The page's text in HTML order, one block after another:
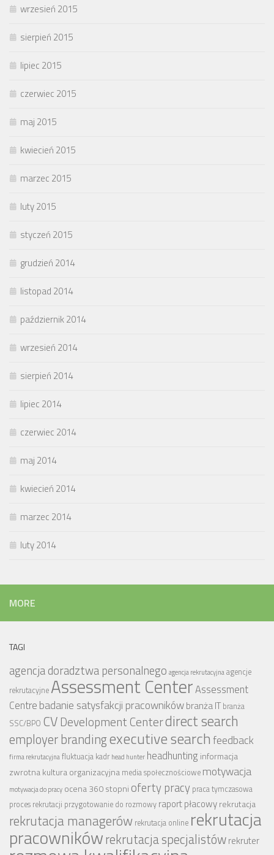
wrzesień 2015
sierpień 2015
lipiec 2015
czerwiec 2015
maj 2015
kwiecień 2015
marzec 2015
luty 2015
styczeń 2015
grudzień 2014
listopad 2014
październik 2014
wrzesień 2014
sierpień 2014
lipiec 2014
czerwiec 2014
maj 2014
kwiecień 2014
marzec 2014
luty 2014
MORE
TAGI
agencja doradztwa personalnego agencja rekrutacyjnaagencje
rekrutacyjne Assessment CenterAssessment
Centre badanie satysfakcji pracownikówbranża IT branża
SSC/BPO CV Development Centerdirect search
employer brandingexecutive searchfeedback
firma rekrutacyjnafluktuacja kadr head hunter headhunting informacja
zwrotnakultura organizacyjna media społecznościowe motywacja
motywacja do pracy ocena 360 stopni oferty pracy praca tymczasowa
proces rekrutacji przygotowanie do rozmowy raport płacowyrekrutacja
rekrutacja managerów rekrutacja online rekrutacja
pracownikówrekrutacja specjalistówrekruter